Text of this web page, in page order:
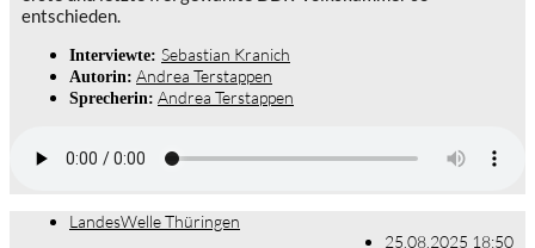
entschieden.
Interviewte: Sebastian Kranich
Autorin: Andrea Terstappen
Sprecherin: Andrea Terstappen
LandesWelle Thüringen
25.08.2025 18:50